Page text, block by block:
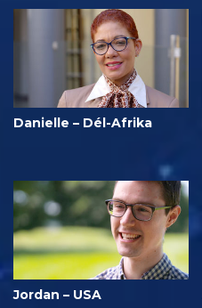
Danielle – Dél-Afrika
Jordan – USA